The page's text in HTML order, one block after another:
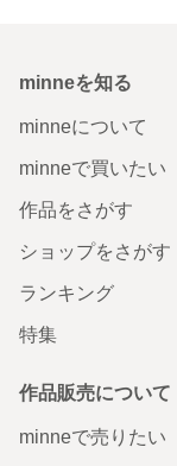
minneを知る
minneについて
minneで買いたい
作品をさがす
ショップをさがす
ランキング
特集
作品販売について
minneで売りたい